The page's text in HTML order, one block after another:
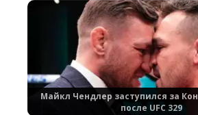
Майкл Чендлер заступился за
после UFC 329